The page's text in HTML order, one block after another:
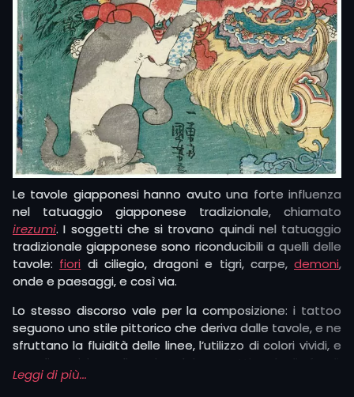
Le tavole giapponesi hanno avuto una forte influenza
nel tatuaggio giapponese tradizionale, chiamato
irezumi. I soggetti che si trovano quindi nel tatuaggio
tradizionale giapponese sono riconducibili a quelli delle
tavole: fiori di ciliegio, dragoni e tigri, carpe, demoni,
onde e paesaggi, e così via.
Lo stesso discorso vale per la composizione: i tattoo
seguono uno stile pittorico che deriva dalle tavole, e ne
sfruttano la fluidità delle linee, l’utilizzo di colori vividi, e
una disposizione dinamica dei soggetti e degli sfondi,
pensati appositamente per seguire la forma del corpo
Leggi di più...